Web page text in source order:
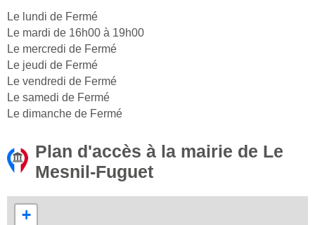
Le lundi de Fermé
Le mardi de 16h00 à 19h00
Le mercredi de Fermé
Le jeudi de Fermé
Le vendredi de Fermé
Le samedi de Fermé
Le dimanche de Fermé
Plan d'accès à la mairie de Le
Mesnil-Fuguet
+